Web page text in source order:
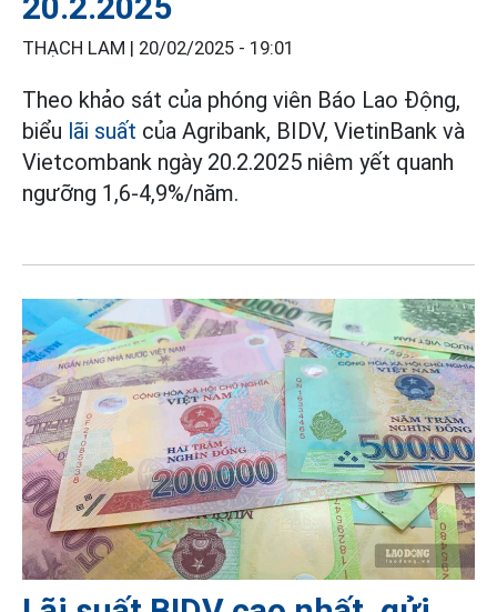
THẠCH LAM | 20/02/2025 - 19:01
Theo khảo sát của phóng viên Báo Lao Động,
biểu lãi suất của Agribank, BIDV, VietinBank và
Vietcombank ngày 20.2.2025 niêm yết quanh
ngưỡng 1,6-4,9%/năm.